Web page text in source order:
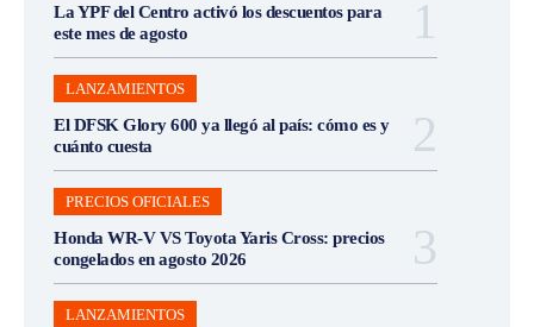
La YPF del Centro activó los descuentos para
este mes de agosto
LANZAMIENTOS
El DFSK Glory 600 ya llegó al país: cómo es y
cuánto cuesta
PRECIOS OFICIALES
Honda WR-V VS Toyota Yaris Cross: precios
congelados en agosto 2026
LANZAMIENTOS